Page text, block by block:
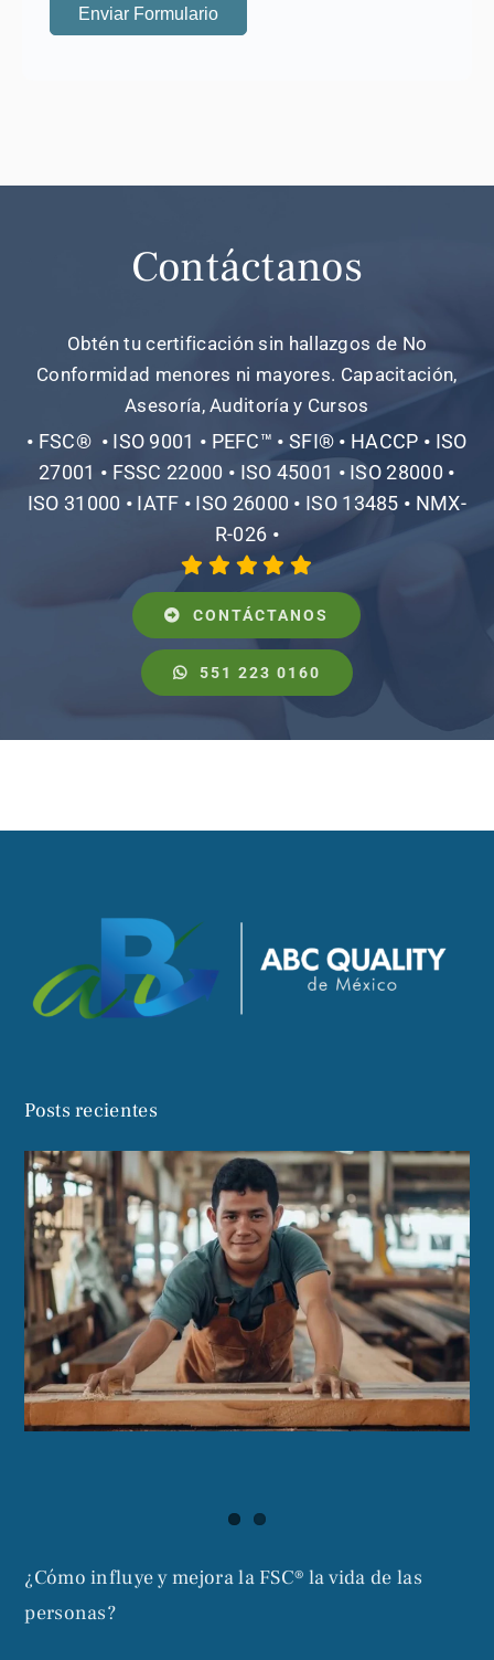
Contáctanos
Obtén tu certificación sin hallazgos de No
Conformidad menores ni mayores. Capacitación,
Asesoría, Auditoría y Cursos
• FSC® • ISO 9001 • PEFC™ • SFI® • HACCP • ISO
27001 • FSSC 22000 • ISO 45001 • ISO 28000 •
ISO 31000 • IATF • ISO 26000 • ISO 13485 • NMX-
R-026 •
CONTÁCTANOS
551 223 0160
Posts recientes
¿Cómo influye y mejora la FSC® la vida de las
personas?